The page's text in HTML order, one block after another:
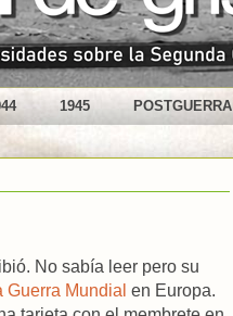
1945 POSTGUERRA
No sabía leer pero su
Guerra Mundial en Europa.